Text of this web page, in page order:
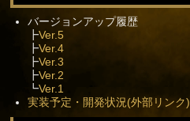
バージョンアップ履歴
┣Ver.5
┣Ver.4
┣Ver.3
┣Ver.2
┗Ver.1
実装予定・開発状況(外部リンク)